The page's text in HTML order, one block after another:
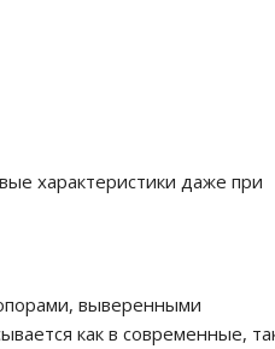
характеристики даже при
выверенными
как в современные,